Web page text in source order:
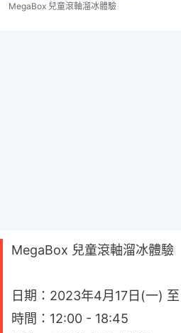
MegaBox 兒童滾軸溜冰體驗
MegaBox 兒童滾軸溜冰體驗
日期：2023年4月17日(一)
時間：12:00 - 18:45